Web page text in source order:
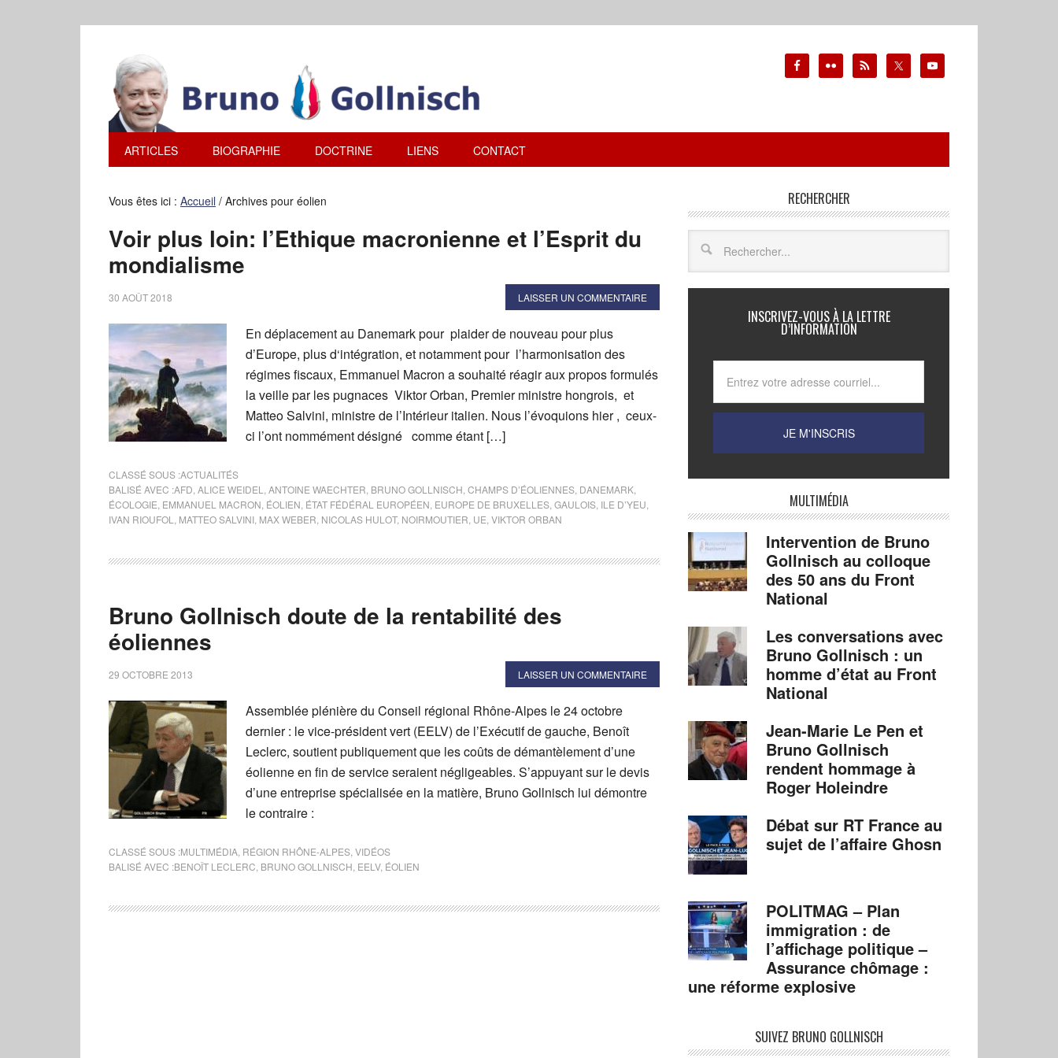
ARTICLES BIOGRAPHIE DOCTRINE LIENS CONTACT
Vous êtes ici : Accueil / Archives pour éolien
Voir plus loin: l’Ethique macronienne et l’Esprit du
mondialisme
30 AOÛT 2018 LAISSER UN COMMENTAIRE
En déplacement au Danemark pour plaider de nouveau pour plus
d’Europe, plus d‘intégration, et notamment pour l’harmonisation des
régimes fiscaux, Emmanuel Macron a souhaité réagir aux propos formulés
la veille par les pugnaces Viktor Orban, Premier ministre hongrois, et
Matteo Salvini, ministre de l’Intérieur italien. Nous l’évoquions hier , ceux-
ci l’ont nommément désigné comme étant […]
CLASSÉ SOUS :ACTUALITÉS
BALISÉ AVEC :AFD ALICE WEIDEL ANTOINE WAECHTER BRUNO GOLLNISCH CHAMPS D’ÉOLIENNES DANEMARK
ÉCOLOGIE EMMANUEL MACRON ÉOLIEN ÉTAT FÉDÉRAL EUROPÉEN EUROPE DE BRUXELLES GAULOIS ILE D’YEU
IVAN RIOUFOL
MATTEO SALVINI MAX WEBER NICOLAS HULOT, NOIRMOUTIER UE VIKTOR ORBAN
Bruno Gollnisch doute de la rentabilité des
éoliennes
29 OCTOBRE 2013 LAISSER UN COMMENTAIRE
Assemblée plénière du Conseil régional Rhône-Alpes le 24 octobre
dernier : le vice-président vert (EELV) de l’Exécutif de gauche, Benoît
Leclerc, soutient publiquement que les coûts de démantèlement d’une
éolienne en fin de service seraient négligeables. S’appuyant sur le devis
d’une entreprise spécialisée en la matière, Bruno Gollnisch lui démontre
le contraire :
CLASSÉ SOUS :MULTIMÉDIA RÉGION RHÔNE-ALPES VIDÉOS
BALISÉ AVEC :BENOÎT LECLERC BRUNO GOLLNISCH EELV, ÉOLIEN
RECHERCHER
INSCRIVEZ-VOUS À LA LETTRE
D’INFORMATION
MULTIMÉDIA
Intervention de Bruno
Gollnisch au colloque
des 50 ans du Front
National
Les conversations avec
Bruno Gollnisch : un
homme d’état au Front
National
Jean-Marie Le Pen et
Bruno Gollnisch
rendent hommage à
Roger Holeindre
Débat sur RT France au
sujet de l’affaire Ghosn
POLITMAG – Plan
immigration : de
l’affichage politique –
Assurance chômage :
une réforme explosive
SUIVEZ BRUNO GOLLNISCH